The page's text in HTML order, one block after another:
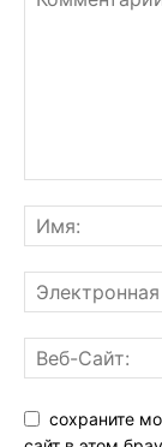
сохраните